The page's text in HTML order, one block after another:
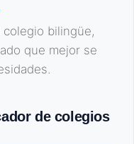
bilingüe,
que mejor se
de colegios